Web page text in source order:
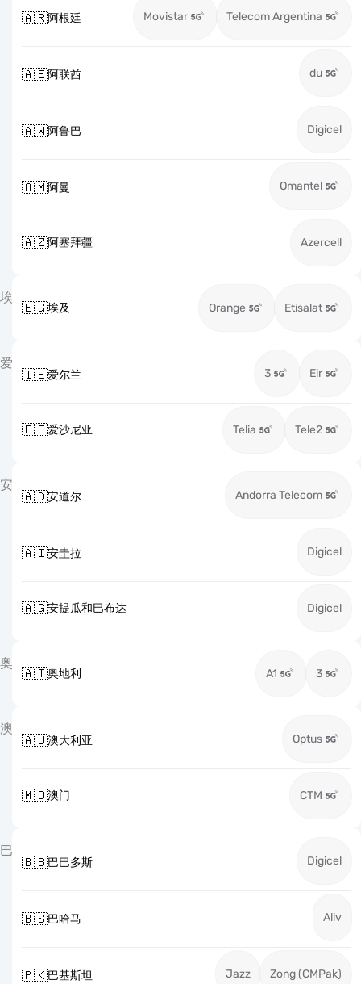
🇦🇷阿根廷 Movistar Telecom Argentina
🇦🇪阿联酋 du
🇦🇼阿鲁巴 Digicel
🇴🇲阿曼 Omantel
🇦🇿阿塞拜疆 Azercell
埃
🇪🇬埃及 Orange Etisalat
爱
🇮🇪爱尔兰 3 Eir
🇪🇪爱沙尼亚 Telia Tele2
安
🇦🇩安道尔 Andorra Telecom
🇦🇮安圭拉 Digicel
🇦🇬安提瓜和巴布达 Digicel
奥
🇦🇹奥地利 A1 3
澳
🇦🇺澳大利亚 Optus
🇲🇴澳门 CTM
巴
🇧🇧巴巴多斯 Digicel
🇧🇸巴哈马 Aliv
🇵🇰巴基斯坦 Jazz Zong (CMPak)